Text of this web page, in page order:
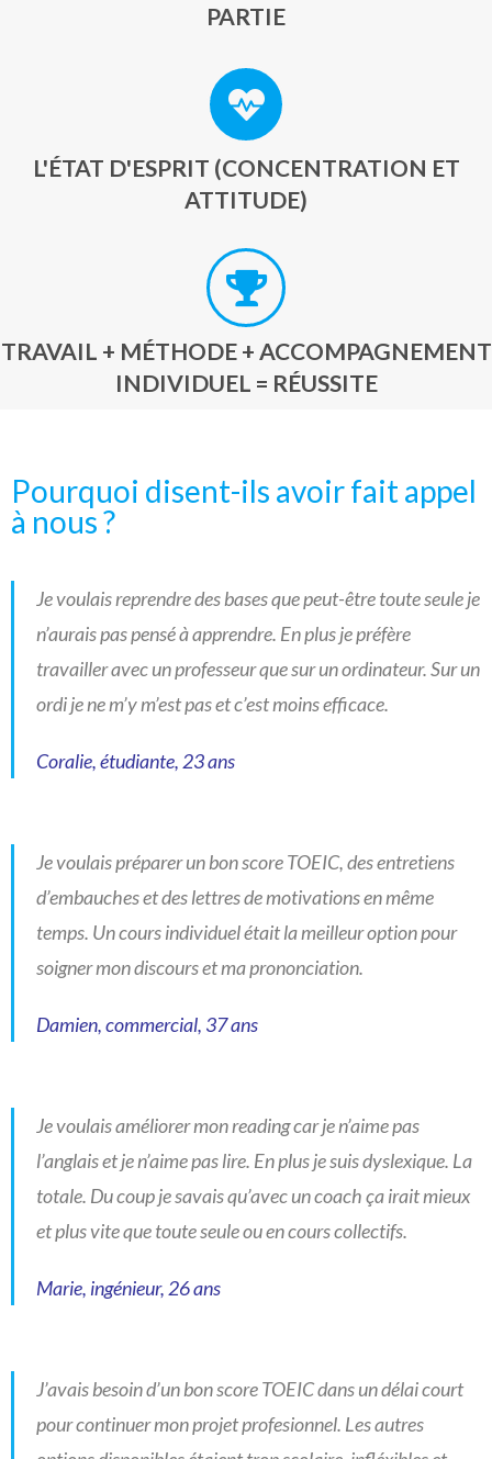
PARTIE
L'ÉTAT D'ESPRIT (CONCENTRATION ET
ATTITUDE)
TRAVAIL + MÉTHODE + ACCOMPAGNEMENT
INDIVIDUEL = RÉUSSITE
Pourquoi disent-ils avoir fait appel
à nous ?
Je voulais reprendre des bases que peut-être toute seule je
n’aurais pas pensé à apprendre. En plus je préfère
travailler avec un professeur que sur un ordinateur. Sur un
ordi je ne m’y m’est pas et c’est moins efficace.
Coralie, étudiante, 23 ans
Je voulais préparer un bon score TOEIC, des entretiens
d’embauches et des lettres de motivations en même
temps. Un cours individuel était la meilleur option pour
soigner mon discours et ma prononciation.
Damien, commercial, 37 ans
Je voulais améliorer mon reading car je n’aime pas
l’anglais et je n’aime pas lire. En plus je suis dyslexique. La
totale. Du coup je savais qu’avec un coach ça irait mieux
et plus vite que toute seule ou en cours collectifs.
Marie, ingénieur, 26 ans
J’avais besoin d’un bon score TOEIC dans un délai court
pour continuer mon projet profesionnel. Les autres